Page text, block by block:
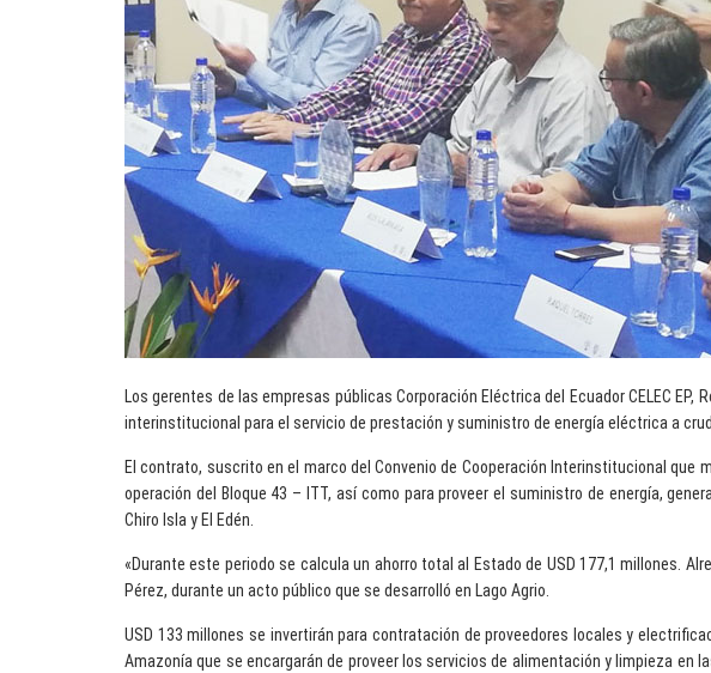
Los gerentes de las empresas públicas Corporación Eléctrica del Ecuador CELEC
interinstitucional para el servicio de prestación y suministro de energía eléctrica a
El contrato, suscrito en el marco del Convenio de Cooperación Interinstitucional
operación del Bloque 43 – ITT, así como para proveer el suministro de energía,
Chiro Isla y El Edén.
«Durante este periodo se calcula un ahorro total al Estado de USD 177,1 millones.
Pérez, durante un acto público que se desarrolló en Lago Agrio.
USD 133 millones se invertirán para contratación de proveedores locales y
Amazonía que se encargarán de proveer los servicios de alimentación y limpieza en